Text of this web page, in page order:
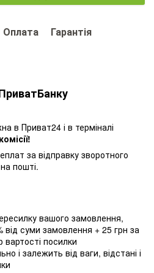
Оплата Гарантія
в Приват24 і в терміналі
за відправку зворотного
пошті.
вашого замовлення,
суми замовлення + 25 грн за
посилки
і залежить від ваги, відстані і